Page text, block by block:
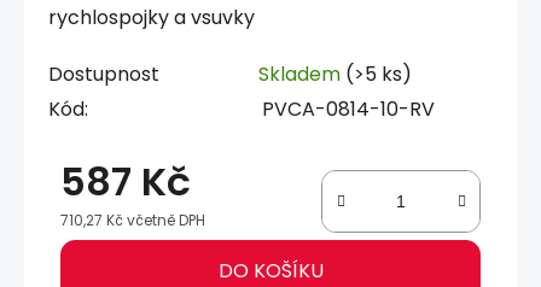
rychlospojky a vsuvky
Dostupnost Skladem (>5 ks)
Kód:
PVCA-0814-10-RV
587 Kč
710,27 Kč včetně DPH
Měrná cena: DO KOŠÍKU